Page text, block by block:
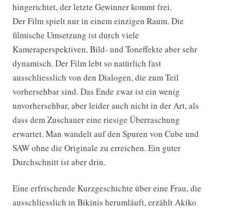
hingerichtet, der letzte Gewinner kommt frei.
Der Film spielt nur in einem einzigen Raum. Die
filmische Umsetzung ist durch viele
Kameraperspektiven, Bild- und Toneffekte aber sehr
dynamisch. Der Film lebt so natürlich fast
ausschliesslich von den Dialogen, die zum Teil
vorhersehbar sind. Das Ende zwar ist ein wenig
unvorhersehbar, aber leider auch nicht in der Art, als
dass dem Zuschauer eine riesige Überraschung
erwartet. Man wandelt auf den Spuren von Cube und
SAW ohne die Originale zu erreichen. Ein guter
Durchschnitt ist aber drin.
Eine erfrischende Kurzgeschichte über eine Frau, die
ausschliesslich in Bikinis herumläuft, erzählt Akiko